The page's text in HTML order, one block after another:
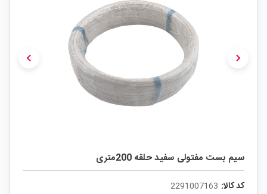
chevron_left chevron_right
سیم بست مفتولی سفید حلقه 200متری
کد کالا: 2291007163